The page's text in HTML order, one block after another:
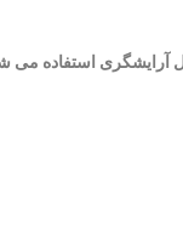
آرایشگری استفاده می